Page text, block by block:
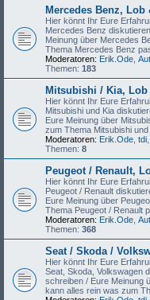
Mercedes Benz, Lob
Hier könnt Ihr Eure
Mercedes Benz
Meinung über Mercedes
Thema Mercedes Benz
Moderatoren: Erik.Ode
Themen: 183
Mitsubishi / Kia,
Hier könnt Ihr Eure
Mitsubishi und Kia
Eure Meinung über
zum Thema Mitsubishi und
Moderatoren: Erik.Ode tdi
Themen: 8
Peugeot / Renault,
Hier könnt Ihr Eure
Peugeot / Renault
Eure Meinung über
Thema Peugeot / Renault
Moderatoren: Erik.Ode
Themen: 368
Seat / Skoda /
Hier könnt Ihr Eure
Seat, Skoda, Volkswagen
schreiben / Eure Meinung
kann alles rein was zum